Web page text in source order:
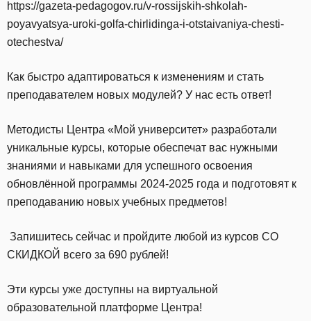
https://gazeta-pedagogov.ru/v-rossijskih-shkolah-
poyavyatsya-uroki-golfa-chirlidinga-i-otstaivaniya-chesti-
otechestva/
Как быстро адаптироваться к изменениям и стать
преподавателем новых модулей? У нас есть ответ!
Методисты Центра «Мой университет» разработали
уникальные курсы, которые обеспечат вас нужными
знаниями и навыками для успешного освоения
обновлённой программы 2024-2025 года и подготовят к
преподаванию новых учебных предметов!
Запишитесь сейчас и пройдите любой из курсов СО
СКИДКОЙ всего за 690 рублей!
Эти курсы уже доступны на виртуальной
образовательной платформе Центра!